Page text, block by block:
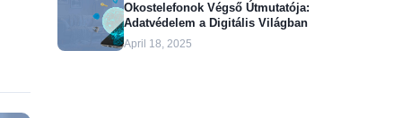
Okostelefonok Végső Útmutatója:
Adatvédelem a Digitális Világban
April 18, 2025